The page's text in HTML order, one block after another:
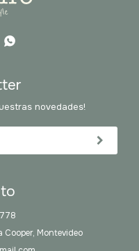

Montevideo
novedades!